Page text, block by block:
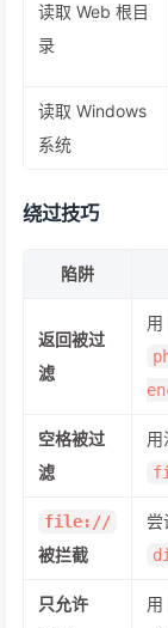
读取 Web 根目
录
读取 Windows
系统
绕过技巧
陷阱
返回被过
滤
用
空格被过
滤
用
file://
被拦截
尝
只允许
用